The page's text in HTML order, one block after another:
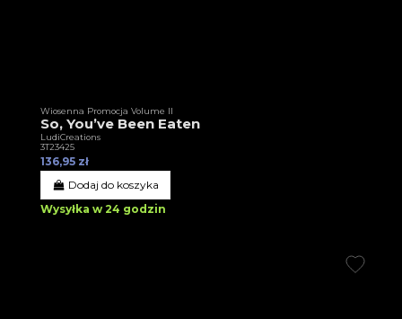
Wiosenna Promocja Volume II
So, You’ve Been Eaten
LudiCreations
3T23425
136,95 zł
Dodaj do koszyka
Wysyłka w 24 godzin